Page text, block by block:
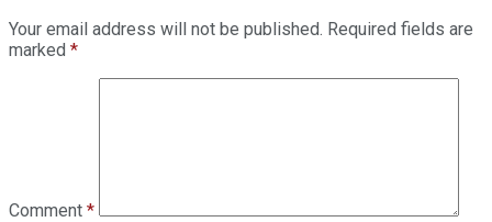
Your email address will not be published. Required fields are
marked *
Comment *